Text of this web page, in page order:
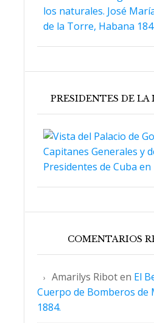
PRESIDENTES DE LA
COMENTARIOS
Amarilys Riboten El
Cuerpo de Bomberos de
1884.